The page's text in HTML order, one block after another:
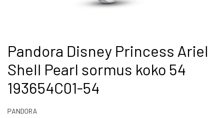
Skip
to
the
beginning
of
the
gallery
Pandora Disney Princess Ariel
Shell Pearl sormus koko 54
193654C01-54
PANDORA